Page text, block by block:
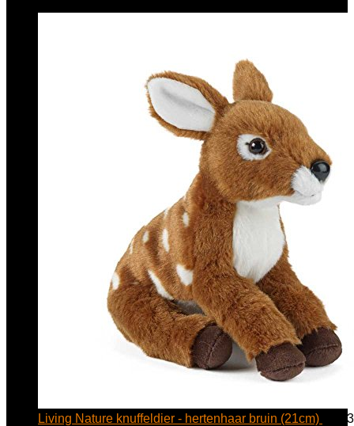
Living Nature knuffeldier - hertenhaar bruin (21cm)